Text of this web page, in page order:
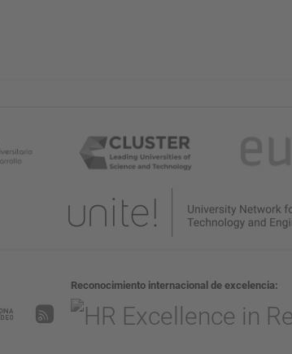
Reconocimiento internacional de excelencia